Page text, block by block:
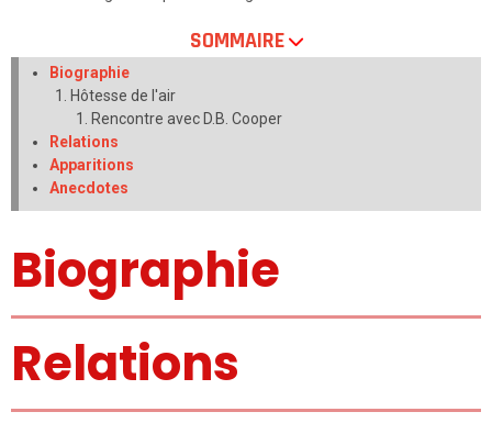
SOMMAIRE
Biographie
Hôtesse de l'air
Rencontre avec D.B. Cooper
Relations
Apparitions
Anecdotes
Biographie
Relations